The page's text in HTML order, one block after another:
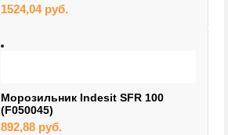
1524,04 руб.
Морозильник Indesit SFR 100
(F050045)
892,88 руб.